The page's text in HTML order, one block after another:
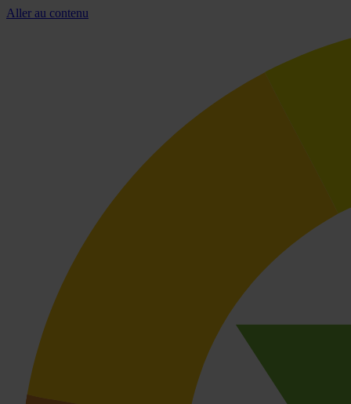
Aller au contenu